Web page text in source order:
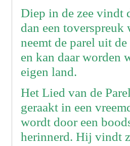
Diep in de zee vindt
dan een
neemt de parel uit
en kan daar
eigen land.
Het Lied van de
geraakt in een
wordt door een
herinnerd. Hij vindt